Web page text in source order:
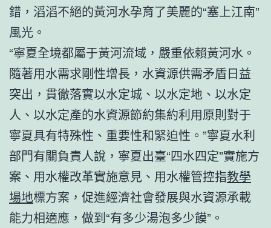
錯，滔滔不絕的黃河水孕育了美麗的“塞上江南”
風光。
“寧夏全境都屬于黃河流域，嚴重依賴黃河水。
隨著用水需求剛性增長，水資源供需矛盾日益
突出，貫徹落實以水定城、以水定地、以水定
人、以水定產的水資源節約集約利用原則對于
寧夏具有特殊性、重要性和緊迫性。”寧夏水利
部門有關負責人說，寧夏出臺“四水四定”實施方
案、用水權改革實施意見、用水權管控指教學
場地標方案，促進經濟社會發展與水資源承載
能力相適應，做到“有多少湯泡多少饃”。